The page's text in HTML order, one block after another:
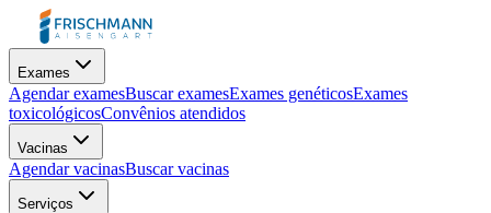
Exames
Agendar examesBuscar examesExames genéticosExames
toxicológicosConvênios atendidos
Vacinas
Agendar vacinasBuscar vacinas
Serviços